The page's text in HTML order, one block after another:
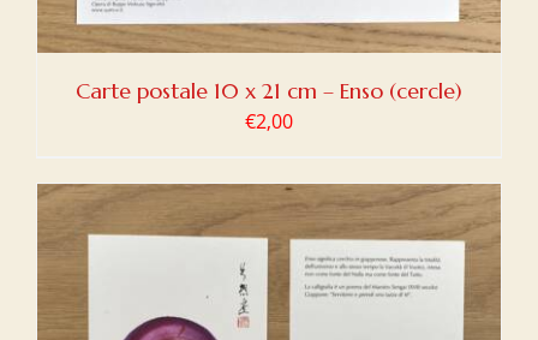
Carte postale 10 x 21 cm – Enso (cercle)
€2,00